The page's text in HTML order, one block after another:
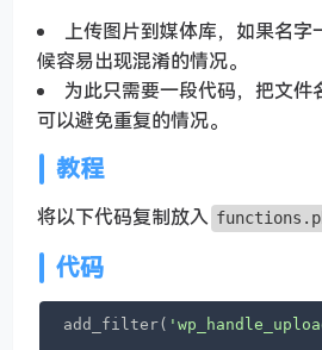
上传图片到媒体库，如果名字
候容易出现混淆的情况。
为此只需要一段代码，把文件
可以避免重复的情况。
教程
将以下代码复制放入
代码
add_filter(